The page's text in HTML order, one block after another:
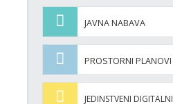
JAVNA NABAVA
PROSTORNI PLANOVI
JEDINSTVENI DIGITALNI